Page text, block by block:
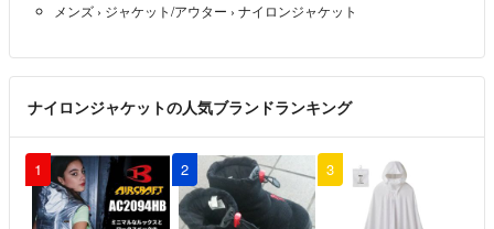
メンズ › ジャケット/アウター › ナイロンジャケット
ナイロンジャケットの人気ブランドランキング
1 2 3